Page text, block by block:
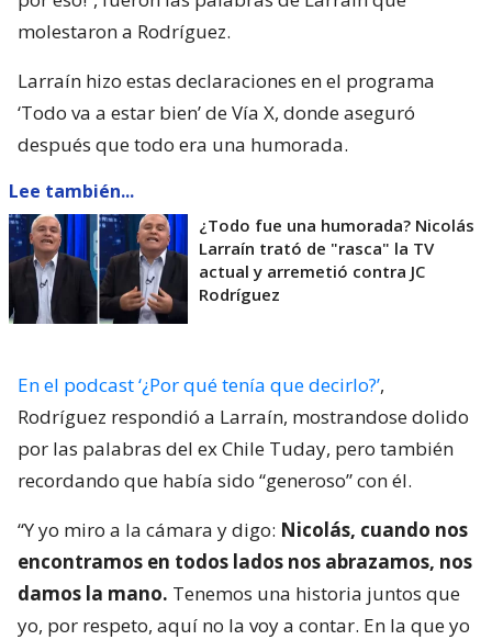
molestaron a Rodríguez.
Larraín hizo estas declaraciones en el programa
‘Todo va a estar bien’ de Vía X, donde aseguró
después que todo era una humorada.
Lee también...
¿Todo fue una humorada? Nicolás
Larraín trató de "rasca" la TV
actual y arremetió contra JC
Rodríguez
En el podcast ‘¿Por qué tenía que decirlo?’,
Rodríguez respondió a Larraín, mostrandose dolido
por las palabras del ex Chile Tuday, pero también
recordando que había sido “generoso” con él.
“Y yo miro a la cámara y digo: Nicolás, cuando nos
encontramos en todos lados nos abrazamos, nos
damos la mano. Tenemos una historia juntos que
yo, por respeto, aquí no la voy a contar. En la que yo